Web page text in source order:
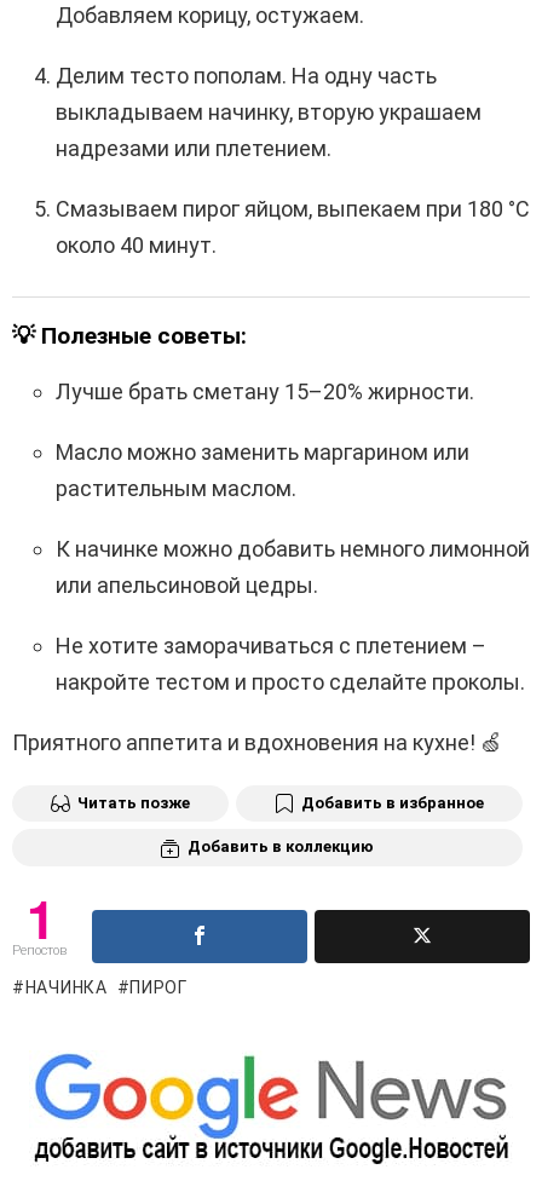
Добавляем корицу, остужаем.
Делим тесто пополам. На одну часть
выкладываем начинку, вторую украшаем
надрезами или плетением.
Смазываем пирог яйцом, выпекаем при 180 °C
около 40 минут.
💡 Полезные советы:
Лучше брать сметану 15–20% жирности.
Масло можно заменить маргарином или
растительным маслом.
К начинке можно добавить немного лимонной
или апельсиновой цедры.
Не хотите заморачиваться с плетением –
накройте тестом и просто сделайте проколы.
Приятного аппетита и вдохновения на кухне! 🍏
Читать позже Добавить в избранное
Добавить в коллекцию
1
Репостов
НАЧИНКА ПИРОГ